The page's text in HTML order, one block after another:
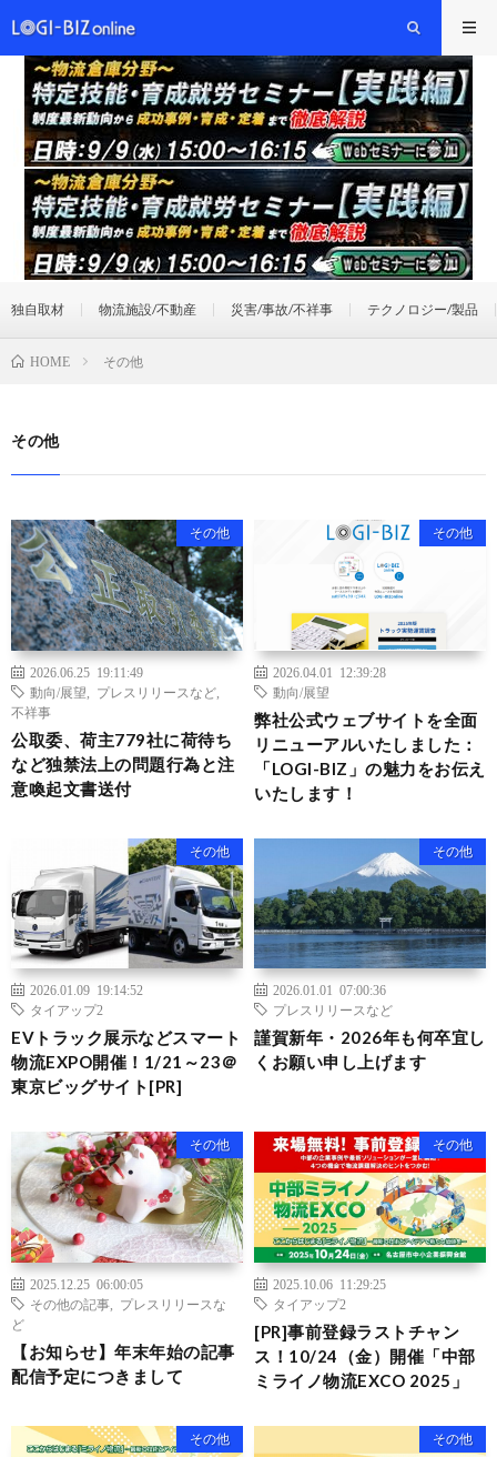
独自取材 物流施設/不動産 災害/事故/不祥事 テクノロジー/製品
HOME その他
その他
その他
2026.06.25 19:11:49
動向/展望
プレスリリースなど
不祥事
公取委、荷主779社に荷待ち
など独禁法上の問題行為と注
意喚起文書送付
その他
2026.04.01 12:39:28
動向/展望
弊社公式ウェブサイトを全面
リニューアルいたしました：
「LOGI-BIZ」の魅力をお伝え
いたします！
その他
2026.01.09 19:14:52
タイアップ2
EVトラック展示などスマート
物流EXPO開催！1/21～23＠
東京ビッグサイト[PR]
その他
2026.01.01 07:00:36
プレスリリースなど
謹賀新年・2026年も何卒宜し
くお願い申し上げます
その他
2025.12.25 06:00:05
その他の記事
プレスリリースな
ど
【お知らせ】年末年始の記事
配信予定につきまして
その他
2025.10.06 11:29:25
タイアップ2
[PR]事前登録ラストチャン
ス！10/24（金）開催「中部
ミライノ物流EXCO 2025」
その他 その他